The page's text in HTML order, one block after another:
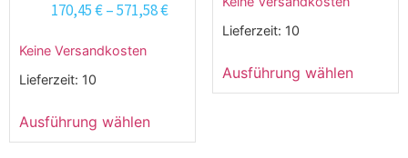
170,45€–571,58€
Keine Versandkosten
Lieferzeit: 10
Ausführung wählen
Lieferzeit: 10
Ausführung wählen